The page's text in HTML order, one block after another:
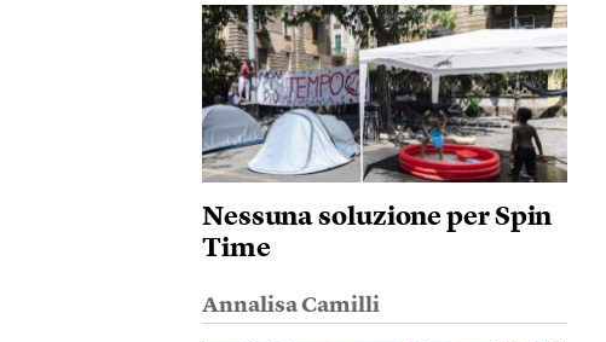
Nessuna soluzione per Spin
Time
Annalisa Camilli